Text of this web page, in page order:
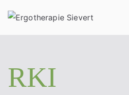
RKI